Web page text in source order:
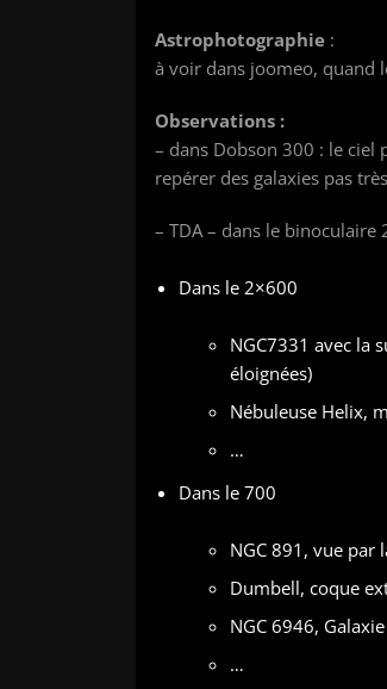
Astrophotographie :
à voir dans joomeo, quand
Observations :
– dans Dobson 300 : le ciel
repérer des galaxies pas
– TDA – dans le
Dans le 2×600
NGC7331 avec la
éloignées)
Nébuleuse Helix,
…
Dans le 700
NGC 891, vue par
Dumbell, coque
NGC 6946,
…